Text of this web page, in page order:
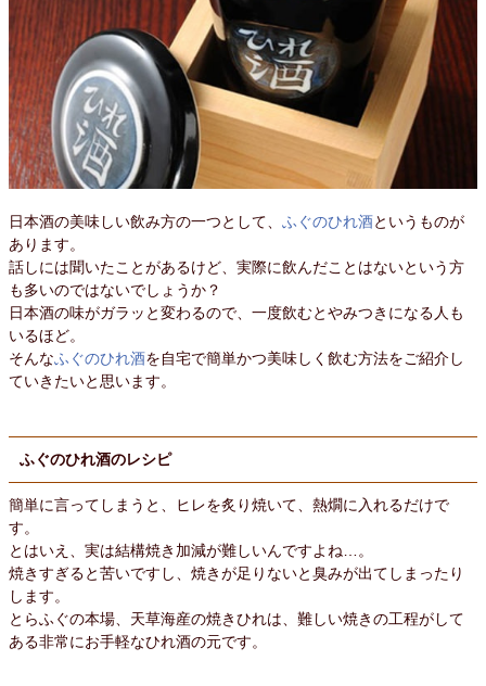
日本酒の美味しい飲み方の一つとして、 ふぐのひれ酒というものが
あります。
話しには聞いたことがあるけど、実際に飲んだことはないという方
も多いのではないでしょうか？
日本酒の味がガラッと変わるので、一度飲むとやみつきになる人も
いるほど。
そんなふぐのひれ酒を自宅で簡単かつ美味しく飲む方法をご紹介し
ていきたいと思います。
ふぐのひれ酒のレシピ
簡単に言ってしまうと、ヒレを炙り焼いて、熱燗に入れるだけで
す。
とはいえ、実は結構焼き加減が難しいんですよね…。
焼きすぎると苦いですし、焼きが足りないと臭みが出てしまったり
します。
とらふぐの本場、天草海産の焼きひれは、難しい焼きの工程がして
ある非常にお手軽なひれ酒の元です。